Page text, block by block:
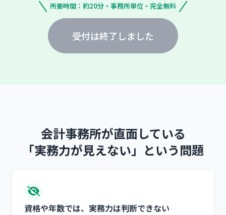
所要時間：約20分・事務所単位・完全無料
受付は終了しました
会計事務所が直面している
「実務力が見えない」という問題
資格や年数では、実務力は判断できない